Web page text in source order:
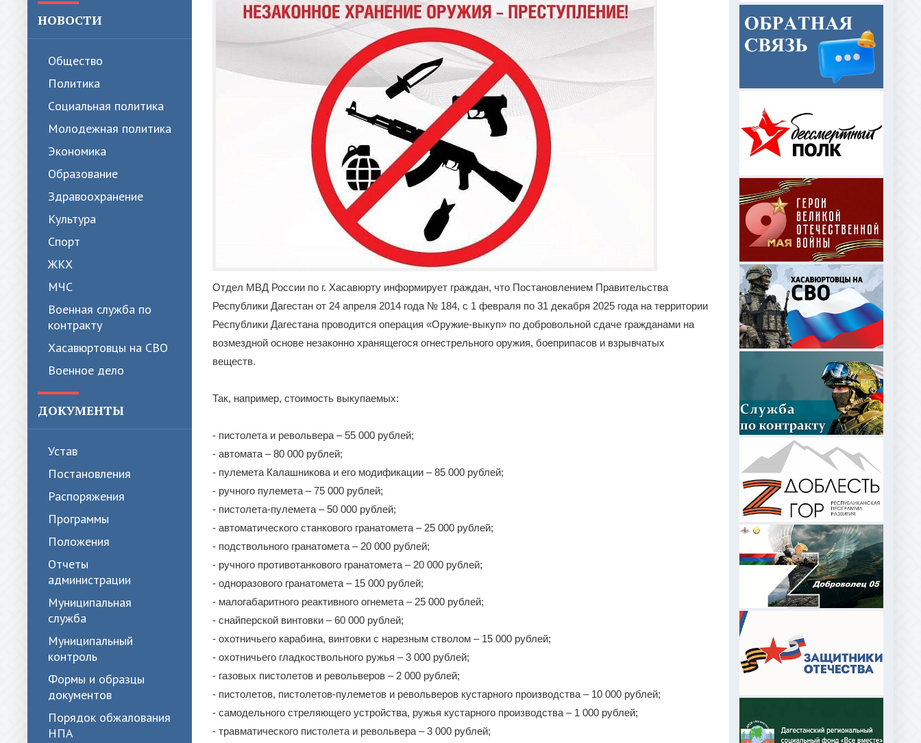
НОВОСТИ
Общество
Политика
Cоциальная политика
Молодежная политика
Экономика
Образование
Здравоохранение
Культура
Спорт
ЖКХ
МЧС
Военная служба по
контракту
Хасавюртовцы на СВО
Военное дело
ДОКУМЕНТЫ
Устав
Постановления
Распоряжения
Программы
Положения
Отчеты
администрации
Муниципальная
служба
Муниципальный
контроль
Формы и образцы
документов
Порядок обжалования
НПА
Отдел МВД России по г. Хасавюрту информирует граждан, что Постановлением Правительства
Республики Дагестан от 24 апреля 2014 года № 184, с 1 февраля по 31 декабря 2025 года на территории
Республики Дагестана проводится операция «Оружие-выкуп» по добровольной сдаче гражданами на
возмездной основе незаконно хранящегося огнестрельного оружия, боеприпасов и взрывчатых
веществ.
Так, например, стоимость выкупаемых:
- пистолета и револьвера – 55 000 рублей;
- автомата – 80 000 рублей;
- пулемета Калашникова и его модификации – 85 000 рублей;
- ручного пулемета – 75 000 рублей;
- пистолета-пулемета – 50 000 рублей;
- автоматического станкового гранатомета – 25 000 рублей;
- подствольного гранатомета – 20 000 рублей;
- ручного противотанкового гранатомета – 20 000 рублей;
- одноразового гранатомета – 15 000 рублей;
- малогабаритного реактивного огнемета – 25 000 рублей;
- снайперской винтовки – 60 000 рублей;
- охотничьего карабина, винтовки с нарезным стволом – 15 000 рублей;
- охотничьего гладкоствольного ружья – 3 000 рублей;
- газовых пистолетов и револьверов – 2 000 рублей;
- пистолетов, пистолетов-пулеметов и револьверов кустарного производства – 10 000 рублей;
- самодельного стреляющего устройства, ружья кустарного производства – 1 000 рублей;
- травматического пистолета и револьвера – 3 000 рублей;